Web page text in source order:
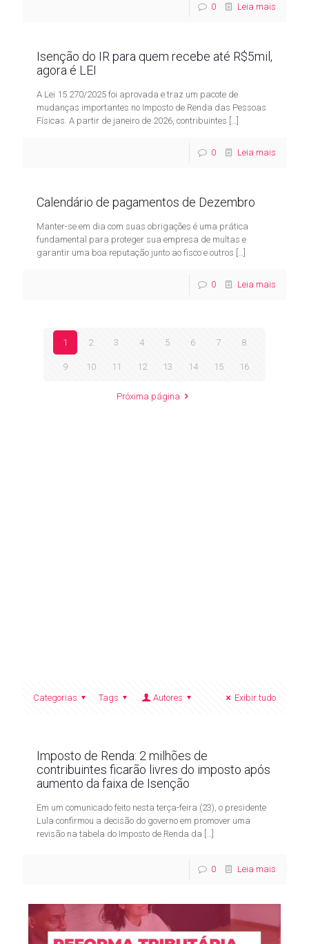
0 Leia mais
Isenção do IR para quem recebe até R$5mil,
agora é LEI
A Lei 15.270/2025 foi aprovada e traz um pacote de
mudanças importantes no Imposto de Renda das Pessoas
Físicas. A partir de janeiro de 2026, contribuintes […]
0 Leia mais
Calendário de pagamentos de Dezembro
Manter-se em dia com suas obrigações é uma prática
fundamental para proteger sua empresa de multas e
garantir uma boa reputação junto ao fisco e outros […]
0 Leia mais
1 2 3 4 5 6 7 8
9 10 11 12 13 14 15 16
Próxima página
Categorias Tags Autores Exibir tudo
Imposto de Renda: 2 milhões de
contribuintes ficarão livres do imposto após
aumento da faixa de Isenção
Em um comunicado feito nesta terça-feira (23), o presidente
Lula confirmou a decisão do governo em promover uma
revisão na tabela do Imposto de Renda da […]
0 Leia mais